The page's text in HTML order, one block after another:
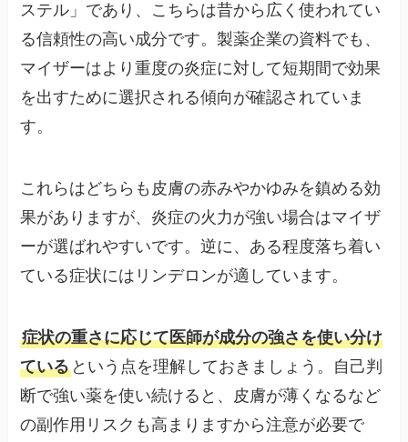
ステル」であり、こちらは昔から広く使われてい
る信頼性の高い成分です。製薬企業の資料でも、
マイザーはより重度の炎症に対して短期間で効果
を出すために選択される傾向が確認されていま
す。
これらはどちらも皮膚の赤みやかゆみを鎮める効
果がありますが、炎症の火力が強い場合はマイザ
ーが選ばれやすいです。逆に、ある程度落ち着い
ている症状にはリンデロンが適しています。
症状の重さに応じて医師が成分の強さを使い分け
ている という点を理解しておきましょう。自己判
断で強い薬を使い続けると、皮膚が薄くなるなど
の副作用リスクも高まりますから注意が必要で